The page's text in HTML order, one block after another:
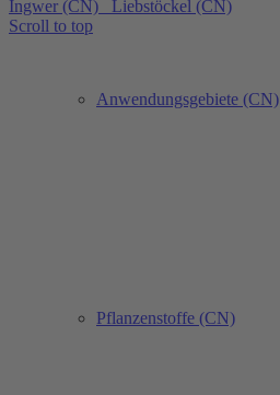
Anwendungsgebiete (CN)
Pflanzenstoffe (CN)
Ingwer (CN)
Liebstöckel (CN)
Scroll to top